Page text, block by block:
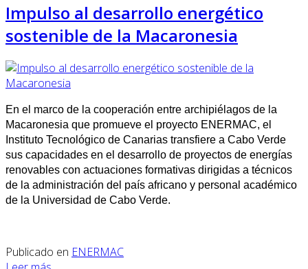
Impulso al desarrollo energético
sostenible de la Macaronesia
En el marco de la cooperación entre archipiélagos de la
Macaronesia que promueve el proyecto ENERMAC, el
Instituto Tecnológico de Canarias transfiere a Cabo Verde
sus capacidades en el desarrollo de proyectos de energías
renovables con actuaciones formativas dirigidas a técnicos
de la administración del país africano y personal académico
de la Universidad de Cabo Verde.
Publicado en ENERMAC